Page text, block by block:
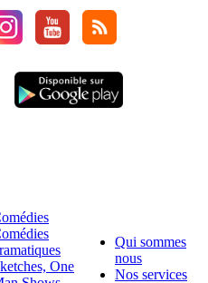
One
Qui sommes
nous
Nos services